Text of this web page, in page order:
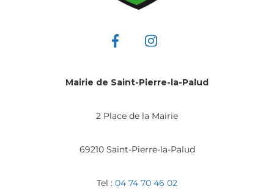
Mairie de Saint-Pierre-la-Palud
2 Place de la Mairie
69210 Saint-Pierre-la-Palud
Tel : 04 74 70 46 02